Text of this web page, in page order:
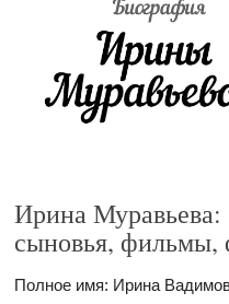
Ирина
сыновья, фильмы,
Полное имя: Ирина